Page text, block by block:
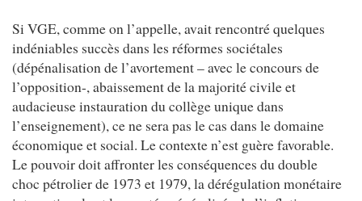
Si VGE, comme on l’appelle, avait rencontré quelques
indéniables succès dans les réformes sociétales
(dépénalisation de l’avortement – avec le concours de
l’opposition-, abaissement de la majorité civile et
audacieuse instauration du collège unique dans
l’enseignement), ce ne sera pas le cas dans le domaine
économique et social. Le contexte n’est guère favorable.
Le pouvoir doit affronter les conséquences du double
choc pétrolier de 1973 et 1979, la dérégulation monétaire